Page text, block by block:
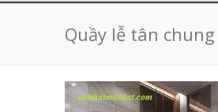
Quầy lễ tân chung